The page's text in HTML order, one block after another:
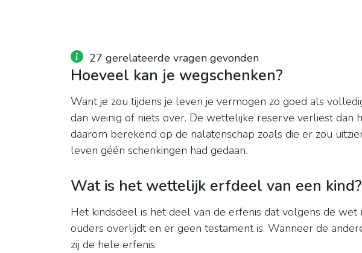
27 gerelateerde vragen gevonden
Hoeveel kan je wegschenken?
Want je zou tijdens je leven je vermogen zo goed als
dan weinig of niets over. De wettelijke reserve verliest dan
daarom berekend op de nalatenschap zoals die er zou
leven géén schenkingen had gedaan.
Wat is het wettelijk erfdeel van een kind?
Het kindsdeel is het deel van de erfenis dat volgens de wet
ouders overlijdt en er geen testament is. Wanneer de
zij de hele erfenis.